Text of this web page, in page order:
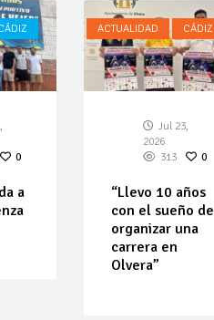
0
a
ACTUALIDAD CÁDIZ
Jul 23,
2026
313
0
“Llevo 10 años
con el sueño de
organizar una
carrera en
Olvera”